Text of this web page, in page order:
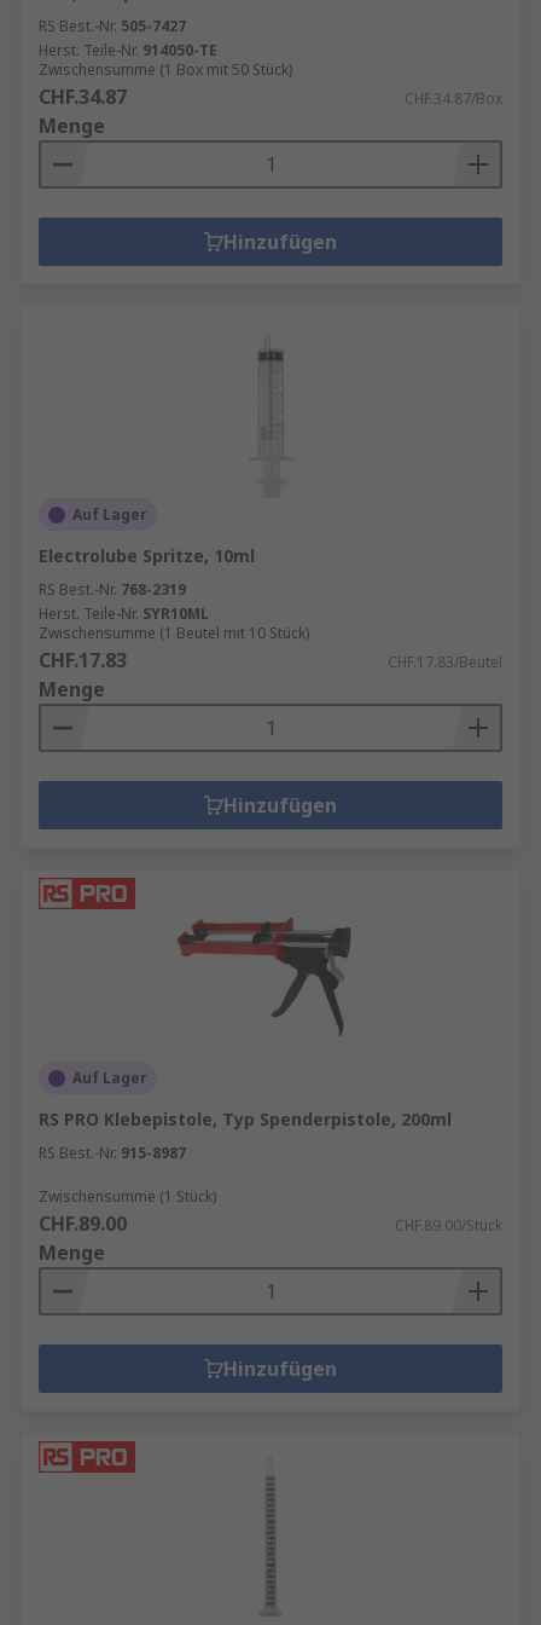
RS Best.-Nr. 505-7427
Herst. Teile-Nr. 914050-TE
Zwischensumme (1 Box mit 50 Stück)
CHF.34.87 CHF.34.87/Box
Menge
Hinzufügen
Auf Lager
Electrolube Spritze, 10ml
RS Best.-Nr. 768-2319
Herst. Teile-Nr. SYR10ML
Zwischensumme (1 Beutel mit 10 Stück)
CHF.17.83 CHF.17.83/Beutel
Menge
Hinzufügen
Auf Lager
RS PRO Klebepistole, Typ Spenderpistole, 200ml
RS Best.-Nr. 915-8987
Zwischensumme (1 Stück)
CHF.89.00 CHF.89.00/Stück
Menge
Hinzufügen